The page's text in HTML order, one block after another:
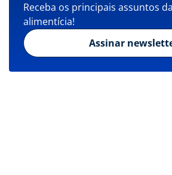
Receba os principais assuntos
alimentícia!
Assinar